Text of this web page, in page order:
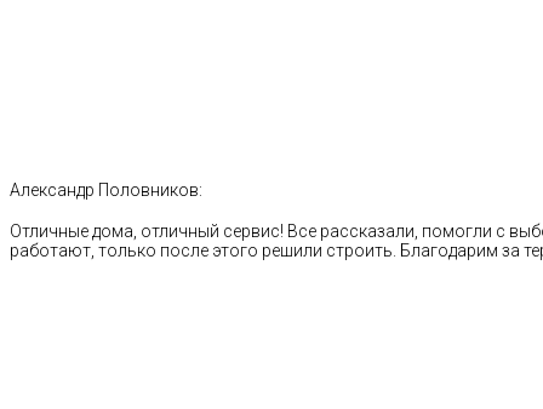
Александр Половников:
Отличные дома, отличный сервис! Все рассказали, помогли с
работают, только после этого решили строить. Благодарим за